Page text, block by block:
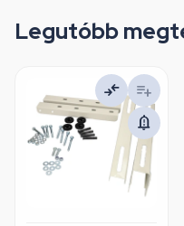
Legutóbb